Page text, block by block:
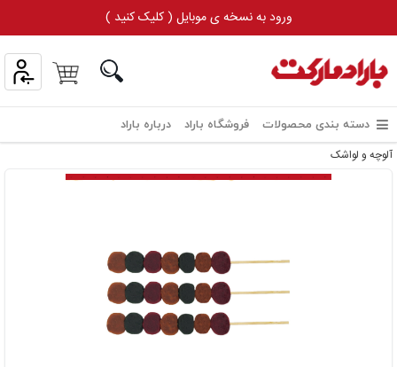
ورود به نسخه ی موبایل ( کلیک کنید )
دسته بندی محصولات فروشگاه باراد درباره باراد
آلوچه و لواشک